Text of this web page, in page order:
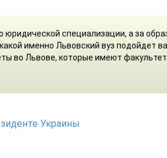
юридической специализации, а за
именно Львовский вуз подойдет
во Львове, которые имеют
Украины